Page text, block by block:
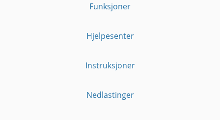
Funksjoner
Hjelpesenter
Instruksjoner
Nedlastinger